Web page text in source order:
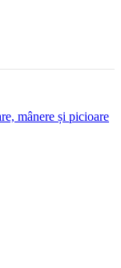
mânere și picioare